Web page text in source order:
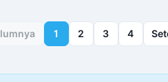
1 2 3 4